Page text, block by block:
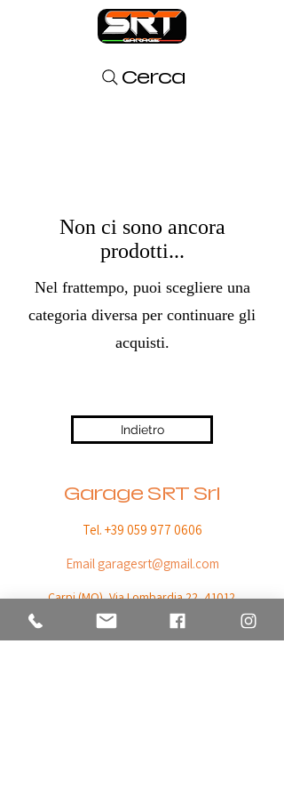
Cerca
Non ci sono ancora
prodotti...
Nel frattempo, puoi scegliere una
categoria diversa per continuare gli
acquisti.
Indietro
Garage SRT Srl
Tel. +39 059 977 0606
Email garagesrt@gmail.com
Carpi (MO),Via Lombardia 22, 41012
C.F. / P. IVA
03732790369